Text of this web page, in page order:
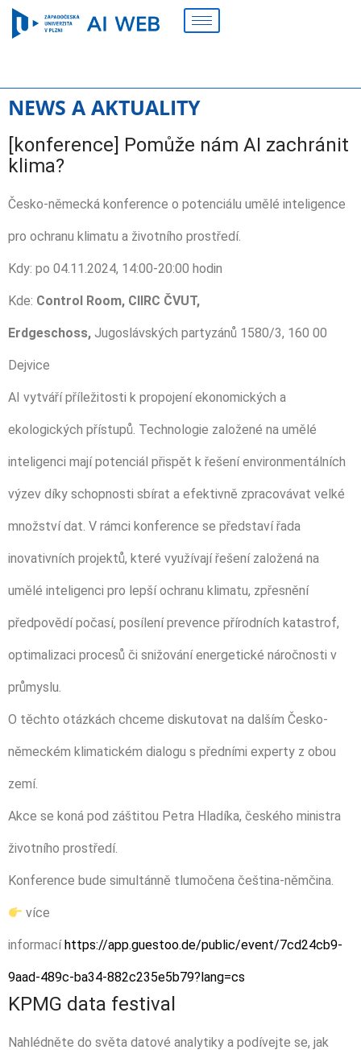
NEWS A AKTUALITY
[konference] Pomůže nám AI zachránit
klima?
Česko-německá konference o potenciálu umělé inteligence
pro ochranu klimatu a životního prostředí.
Kdy: po 04.11.2024, 14:00-20:00 hodin
Kde: Control Room, CIIRC ČVUT,
Erdgeschoss, Jugoslávských partyzánů 1580/3, 160 00
Dejvice
AI vytváří příležitosti k propojení ekonomických a
ekologických přístupů. Technologie založené na umělé
inteligenci mají potenciál přispět k řešení environmentálních
výzev díky schopnosti sbírat a efektivně zpracovávat velké
množství dat. V rámci konference se představí řada
inovativních projektů, které využívají řešení založená na
umělé inteligenci pro lepší ochranu klimatu, zpřesnění
předpovědí počasí, posílení prevence přírodních katastrof,
optimalizaci procesů či snižování energetické náročnosti v
průmyslu.
O těchto otázkách chceme diskutovat na dalším Česko-
německém klimatickém dialogu s předními experty z obou
zemí.
Akce se koná pod záštitou Petra Hladíka, českého ministra
životního prostředí.
Konference bude simultánně tlumočena čeština-němčina.
více
informacíhttps://app.guestoo.de/public/event/7cd24cb9-
9aad-489c-ba34-882c235e5b79?lang=cs
KPMG data festival
Nahlédněte do světa datové analytiky a podívejte se, jak